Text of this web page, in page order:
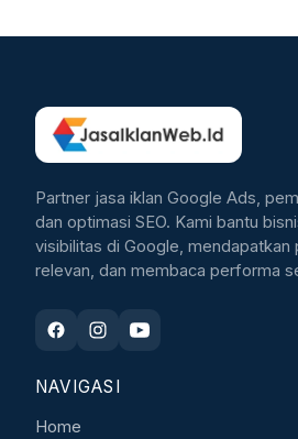
Partner jasa iklan Google Ads,
dan optimasi SEO. Kami bantu
visibilitas di Google, mendapatkan
relevan, dan membaca performa
NAVIGASI
Home